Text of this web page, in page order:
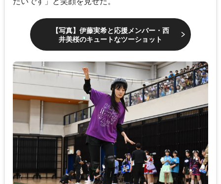
【写真】伊藤実希と応援メンバー・西
井美桜のキュートなツーショット